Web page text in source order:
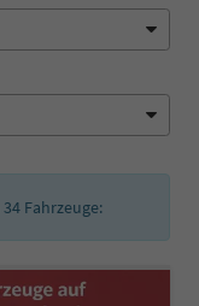
34 Fahrzeuge: